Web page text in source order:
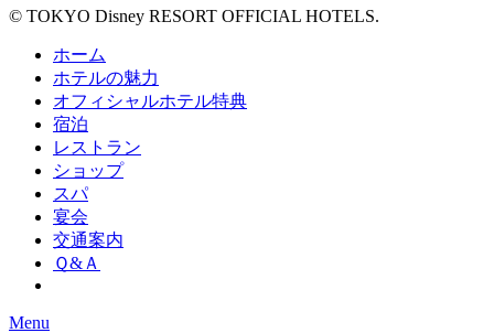
© TOKYO Disney RESORT OFFICIAL HOTELS.
ホーム
ホテルの魅力
オフィシャルホテル特典
宿泊
レストラン
ショップ
スパ
宴会
交通案内
Ｑ&Ａ
Menu